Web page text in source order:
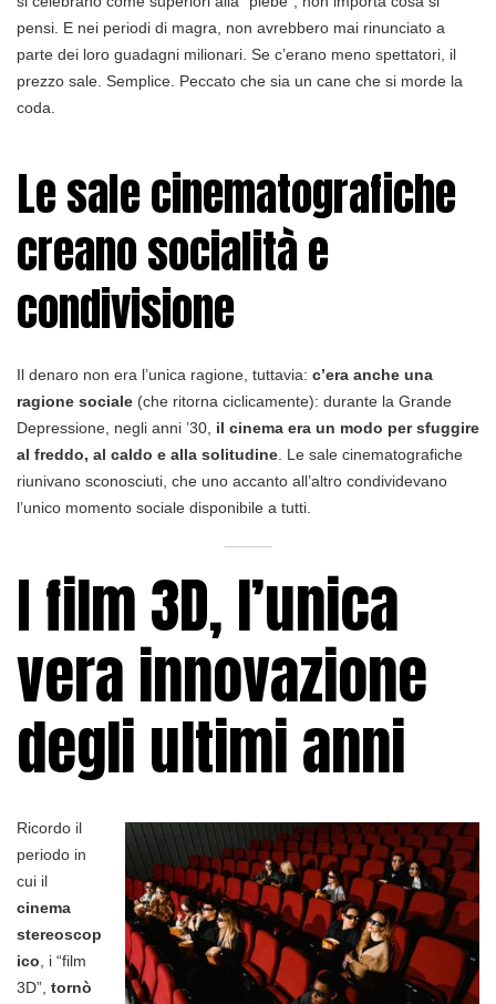
pensi. E nei periodi di magra, non avrebbero mai rinunciato a
parte dei loro guadagni milionari. Se c’erano meno spettatori, il
prezzo sale. Semplice. Peccato che sia un cane che si morde la
coda.
Le sale cinematografiche
creano socialità e
condivisione
Il denaro non era l’unica ragione, tuttavia: c’era anche una
ragione sociale (che ritorna ciclicamente): durante la Grande
Depressione, negli anni ’30, il cinema era un modo per sfuggire
al freddo, al caldo e alla solitudine. Le sale cinematografiche
riunivano sconosciuti, che uno accanto all’altro condividevano
l’unico momento sociale disponibile a tutti.
I film 3D, l’unica
vera innovazione
degli ultimi anni
Ricordo il
periodo in
cui il
cinema
stereoscop
ico , i “film
3D”, tornò